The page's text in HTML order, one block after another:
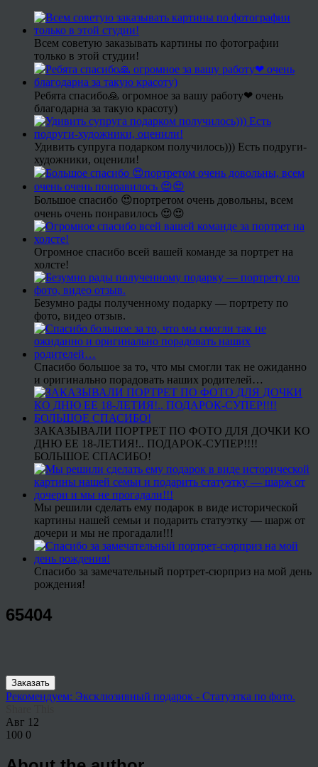
Всем советую заказывать картины по фотографии
только в этой студии!
Ребята спасибо🙏 огромное за вашу работу❤ очень
благодарна за такую красоту)
Удивить супруга подарком получилось))) Есть подруги-
художники, оценили!
Большое спасибо 😍портретом очень довольны, всем
очень очень понравилось 😍😍
Огромное спасибо всей вашей команде за портрет на
холсте!
Безумно рады полученному подарку — портрету по
фото, видео отзыв.
Спасибо большое за то, что мы смогли так не ожиданно
и оригинально порадовать наших родителей…
ЗАКАЗЫВАЛИ ПОРТРЕТ ПО ФОТО ДЛЯ ДОЧКИ КО
ДНЮ ЕЕ 18-ЛЕТИЯ!.. ПОДАРОК-СУПЕР!!!!
БОЛЬШОЕ СПАСИБО!
Мы решили сделать ему подарок в виде исторической
картины нашей семьи и подарить статуэтку — шарж от
дочери и мы не прогадали!!!
Спасибо за замечательный портрет-сюрприз на мой день
рождения!
65404
Заказать
Рекомендуем: Эксклюзивный подарок - Статуэтка по фото.
Авг 12
100 0